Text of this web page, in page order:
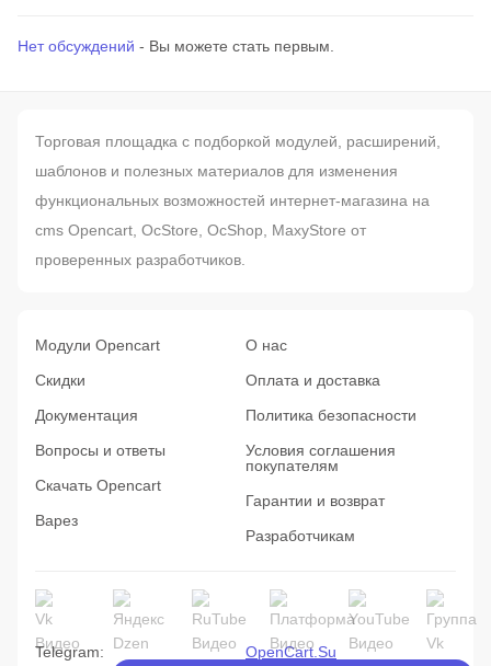
Нет обсуждений - Вы можете стать первым.
Торговая площадка с подборкой модулей, расширений,
шаблонов и полезных материалов для изменения
функциональных возможностей интернет-магазина на
cms Opencart, OcStore, OcShop, MaxyStore от
проверенных разработчиков.
Модули Opencart
Скидки
Документация
Вопросы и ответы
Скачать Opencart
Варез
О нас
Оплата и доставка
Политика безопасности
Условия соглашения
покупателям
Гарантии и возврат
Разработчикам
Telegram: OpenCart.Su